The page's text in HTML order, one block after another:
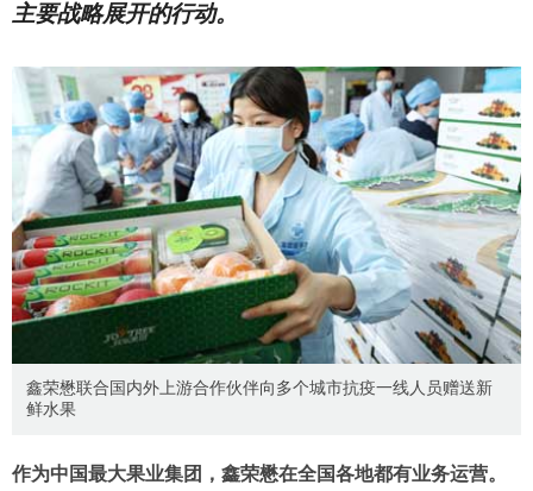
主要战略展开的行动。
鑫荣懋联合国内外上游合作伙伴向多个城市抗疫一线人员赠送新
鲜水果
作为中国最大果业集团，鑫荣懋在全国各地都有业务运营。